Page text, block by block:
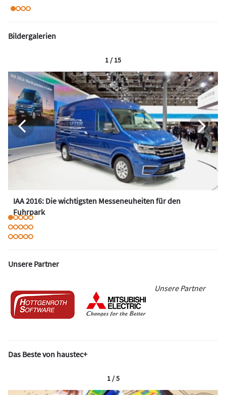
Bildergalerien
IAA 2016: Die wichtigsten Messeneuheiten für den
Fuhrpark
1 / 15
Unsere Partner
Unsere Partner
Das Beste von haustec+
1 / 5